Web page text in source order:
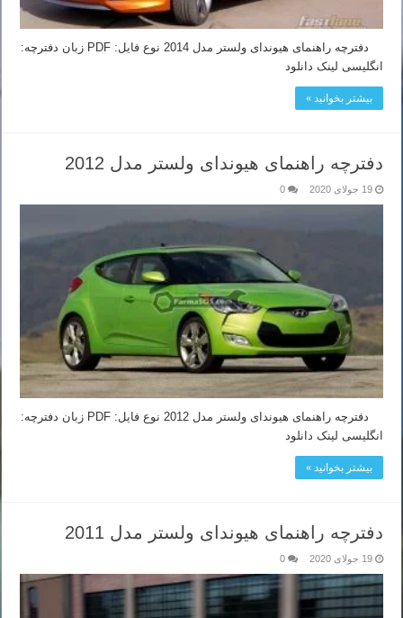
دفترچه راهنمای هیوندای ولستر مدل 2014 نوع فایل: PDF زبان دفترچه:
انگلیسی لینک دانلود
بیشتر بخوانید »
دفترچه راهنمای هیوندای ولستر مدل 2012
19 جولای 2020 0
دفترچه راهنمای هیوندای ولستر مدل 2012 نوع فایل: PDF زبان دفترچه:
انگلیسی لینک دانلود
بیشتر بخوانید »
دفترچه راهنمای هیوندای ولستر مدل 2011
19 جولای 2020 0